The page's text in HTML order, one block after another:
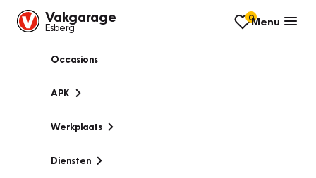
Vakgarage
Esberg
0Menu
Occasions
APK
Werkplaats
Diensten